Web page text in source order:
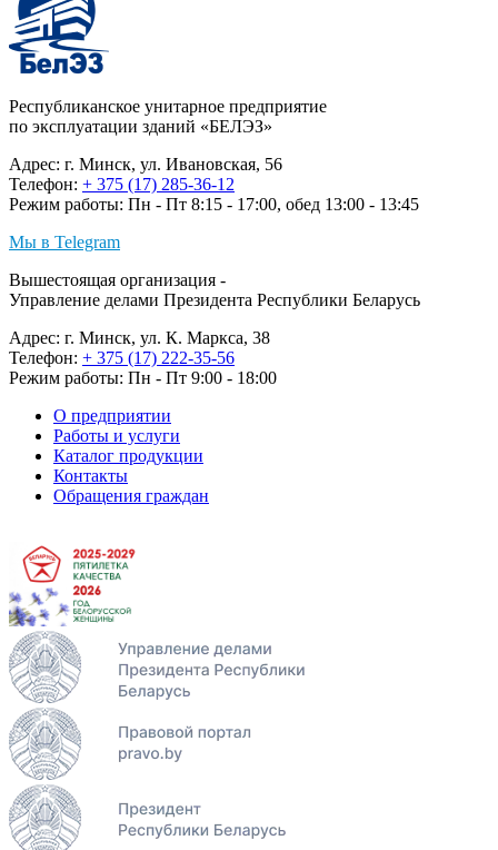
Республиканское унитарное предприятие
по эксплуатации зданий «БЕЛЭЗ»
Адрес: г. Минск, ул. Ивановская, 56
Телефон: + 375 (17) 285-36-12
Режим работы: Пн - Пт 8:15 - 17:00, обед 13:00 - 13:45
Мы в Telegram
Вышестоящая организация -
Управление делами Президента Республики Беларусь
Адрес: г. Минск, ул. К. Маркса, 38
Телефон: + 375 (17) 222-35-56
Режим работы: Пн - Пт 9:00 - 18:00
О предприятии
Работы и услуги
Каталог продукции
Контакты
Обращения граждан